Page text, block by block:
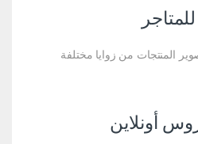
المنتجات من زوايا مختلفة
أونلاين